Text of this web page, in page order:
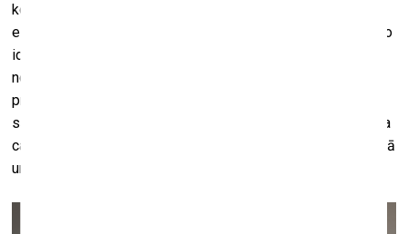
kolekcijām no dažādiem dokumentālajiem materiāliem. Un
esmu ārkārtīgi pateicīgs kolekcionāriem, ka viņi pieņēma šo
ideju un ļāva izmantot visdažādākos materiālus, lai
nostiprinātu šīs ekspozīciju pamatu. Jebkurā gadījumā šajā
projektā izglītojošajam aspektam ir liela nozīme. Jau
sākotnējais muzeja un tā direktora Blaža Peršina nolūks bija
caur šo projektu stimulēt kolekcionēšanas diskursu Slovēnijā
un arī visā Balkānu reģionā.